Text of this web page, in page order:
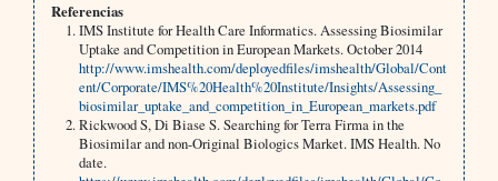
Referencias
IMS Institute for Health Care Informatics. Assessing Biosimilar
Uptake and Competition in European Markets. October 2014
http://www.imshealth.com/deployedfiles/imshealth/Global/Cont
ent/Corporate/IMS%20Health%20Institute/Insights/Assessing_
biosimilar_uptake_and_competition_in_European_markets.pdf
Rickwood S, Di Biase S. Searching for Terra Firma in the
Biosimilar and non-Original Biologics Market. IMS Health. No
date.